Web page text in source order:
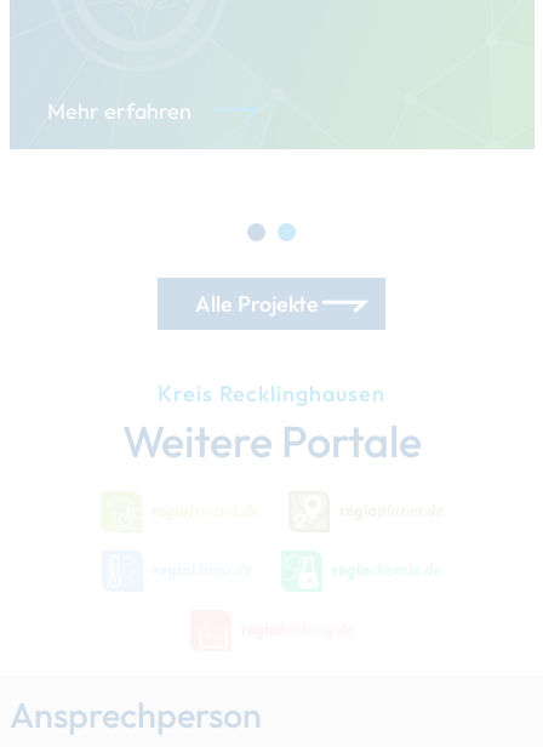
Mehr erfahren
Alle Projekte
Kreis Recklinghausen
Weitere Portale
Ansprechperson